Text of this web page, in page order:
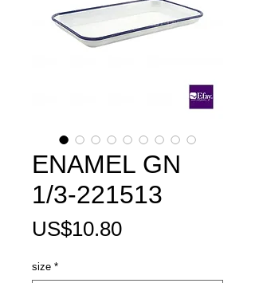
ENAMEL GN
1/3-221513
US$10.80價
size *